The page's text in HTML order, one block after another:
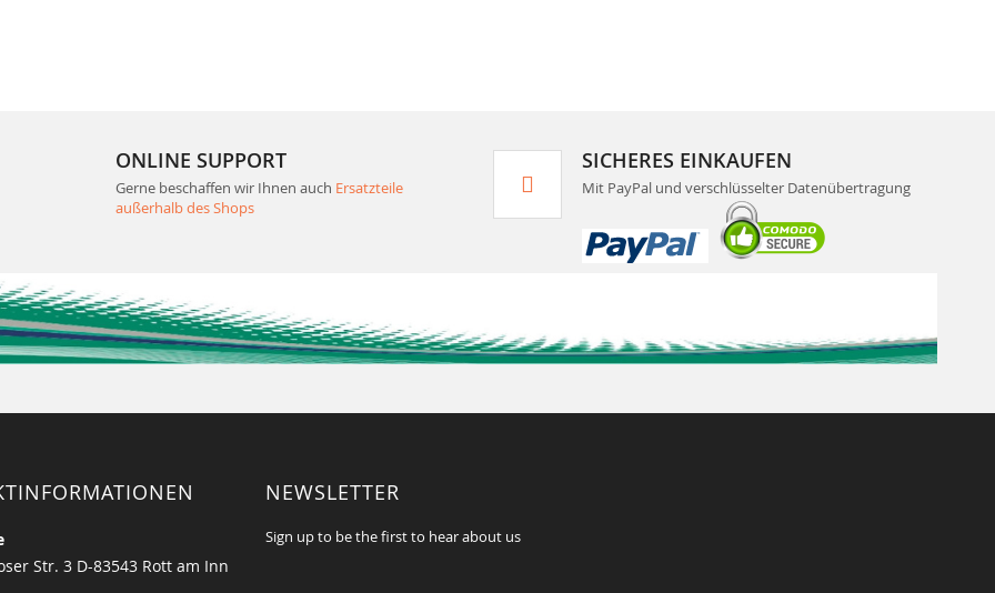
ONLINE SUPPORT
Gerne beschaffen wir Ihnen auch Ersatzteile
außerhalb des Shops
SICHERES EINKAUFEN
Mit PayPal und verschlüsselter Datenübertragung
Str. 3 D-83543 Rott am Inn
NEWSLETTER
Sign up to be the first to hear about us